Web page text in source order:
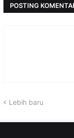
POSTING
Lebih baru